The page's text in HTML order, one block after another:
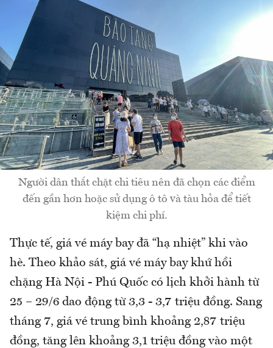
Người dân thắt chặt chi tiêu nên đã chọn các điểm
đến gần hơn hoặc sử dụng ô tô và tàu hỏa để tiết
kiệm chi phí.
Thực tế, giá vé máy bay đã “hạ nhiệt” khi vào
hè. Theo khảo sát, giá vé máy bay khứ hồi
chặng Hà Nội - Phú Quốc có lịch khởi hành từ
25 – 29/6 dao động từ 3,3 - 3,7 triệu đồng. Sang
tháng 7, giá vé trung bình khoảng 2,87 triệu
đồng, tăng lên khoảng 3,1 triệu đồng vào một